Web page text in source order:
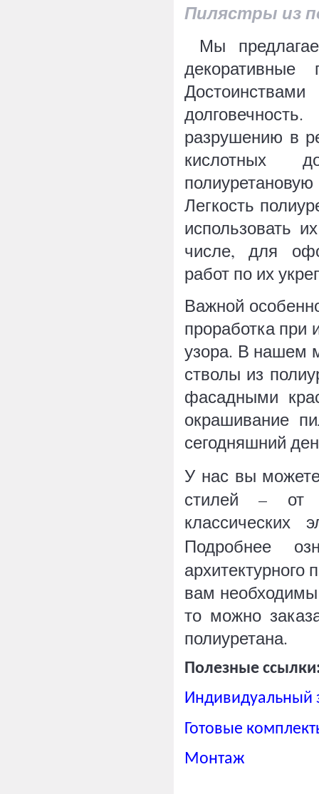
Пилястры из
Мы
декоративные
разрушению в
кислотных
Легкость
использовать
числе, для
работ по их
Важной
проработка при
узора. В нашем
стволы из
фасадными
окрашивание
сегодняшний
У нас вы
стилей – от
классических
Подробнее
вам необходимы
то можно
полиуретана.
Полезные
Индивидуальный
Готовые
Монтаж